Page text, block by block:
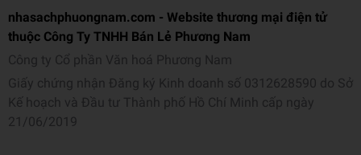
nhasachphuongnam.com - Website thương mại điện tử
thuộc Công Ty TNHH Bán Lẻ Phương Nam
Công ty Cổ phần Văn hoá Phương Nam
Giấy chứng nhận Đăng ký Kinh doanh số 0312628590 do Sở
Kế hoạch và Đầu tư Thành phố Hồ Chí Minh cấp ngày
21/06/2019